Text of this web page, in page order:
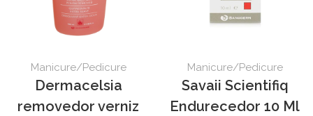
Manicure/Pedicure
Dermacelsia
removedor verniz
Manicure/Pedicure
Savaii Scientifiq
Endurecedor 10 Ml